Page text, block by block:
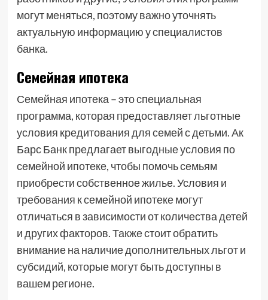
могут меняться, поэтому важно уточнять
актуальную информацию у специалистов
банка.
Семейная ипотека
Семейная ипотека – это специальная
программа, которая предоставляет льготные
условия кредитования для семей с детьми. Ак
Барс Банк предлагает выгодные условия по
семейной ипотеке, чтобы помочь семьям
приобрести собственное жилье. Условия и
требования к семейной ипотеке могут
отличаться в зависимости от количества детей
и других факторов. Также стоит обратить
внимание на наличие дополнительных льгот и
субсидий, которые могут быть доступны в
вашем регионе.